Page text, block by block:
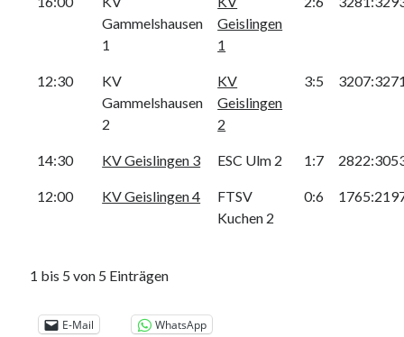
Heidenheimer Str. 87
73312 Geislingen an der Steige
Dienstag und Donnerstag 17.00 - 20.00 Uhr
Gammelshausen
1
Geislingen
1
12:30
KV
Gammelshausen
2
KV
Geislingen
2
3:5
14:30 KV Geislingen 3 ESC Ulm 2 1:7
12:00 KV Geislingen 4
FTSV
Kuchen 2
0:6
1 bis 5 von 5 Einträgen
E-Mail WhatsApp